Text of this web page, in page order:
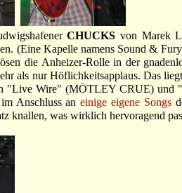
CHUCKS von Marek
(Eine Kapelle namens Sound &
die Anheizer-Rolle in der
als nur Höflichkeitsapplaus. Das
"Live Wire" (MÖTLEY CRUE) und
Anschluss aneinige eigene Songs
knallen, was wirklich hervoragend